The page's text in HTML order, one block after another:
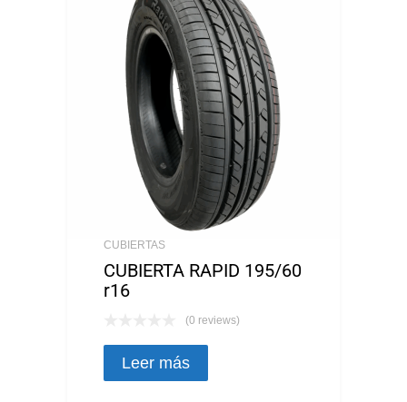
CUBIERTAS
CUBIERTA RAPID 195/60
r16
(0 reviews)
Leer más